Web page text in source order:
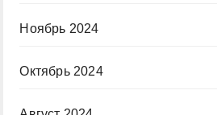
Ноябрь 2024
Октябрь 2024